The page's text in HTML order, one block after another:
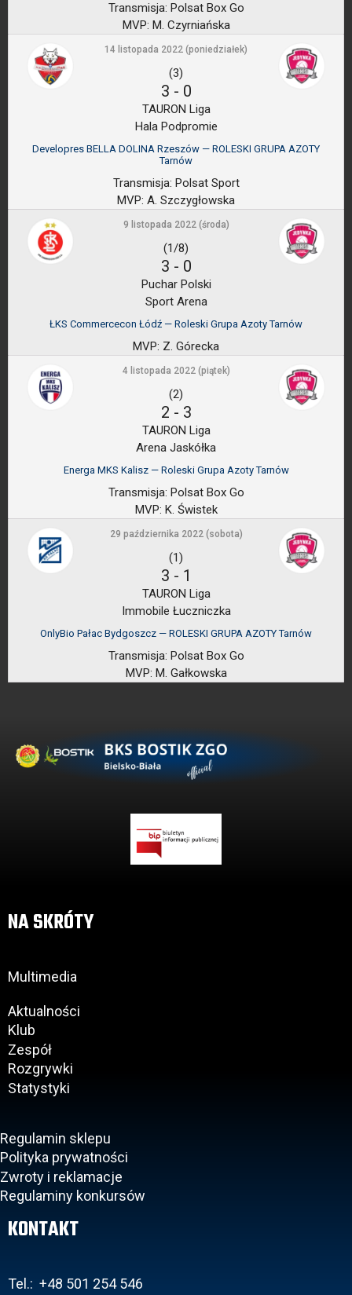
Transmisja: Polsat Box Go
MVP: M. Czyrniańska
14 listopada 2022 (poniedziałek)
(3)
3 - 0
TAURON Liga
Hala Podpromie
Developres BELLA DOLINA Rzeszów — ROLESKI GRUPA AZOTY
Tarnów
Transmisja: Polsat Sport
MVP: A. Szczygłowska
9 listopada 2022 (środa)
(1/8)
3 - 0
Puchar Polski
Sport Arena
ŁKS Commercecon Łódź — Roleski Grupa Azoty Tarnów
MVP: Z. Górecka
4 listopada 2022 (piątek)
(2)
2 - 3
TAURON Liga
Arena Jaskółka
Energa MKS Kalisz — Roleski Grupa Azoty Tarnów
Transmisja: Polsat Box Go
MVP: K. Świstek
29 października 2022 (sobota)
(1)
3 - 1
TAURON Liga
Immobile Łuczniczka
OnlyBio Pałac Bydgoszcz — ROLESKI GRUPA AZOTY Tarnów
Transmisja: Polsat Box Go
MVP: M. Gałkowska
NA SKRÓTY
Multimedia
Aktualności
Klub
Zespół
Rozgrywki
Statystyki
Regulamin sklepu
Polityka prywatności
Zwroty i reklamacje
Regulaminy konkursów
KONTAKT
Tel.: +48 501 254 546